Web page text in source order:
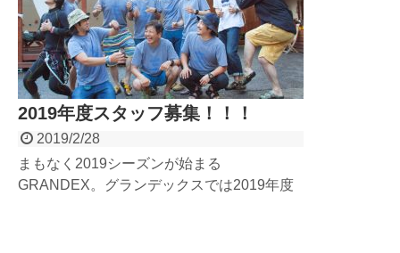
2019年度スタッフ募集！！！
2019/2/28
まもなく2019シーズンが始まる
GRANDEX。グランデックスでは2019年度